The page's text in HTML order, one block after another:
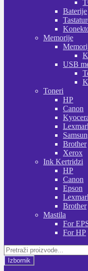
Baterije
Memorije
USB
Toneri
HP
Canon
Brother
Xerox
Ink Kertridzi
HP
Canon
Epson
Brother
Mastila
For
For HP
Pretraži:
Izbornik